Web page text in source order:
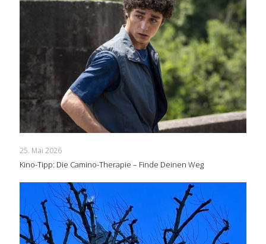
25. Mai 2026
Kino-Tipp: Die Camino-Therapie – Finde Deinen Weg